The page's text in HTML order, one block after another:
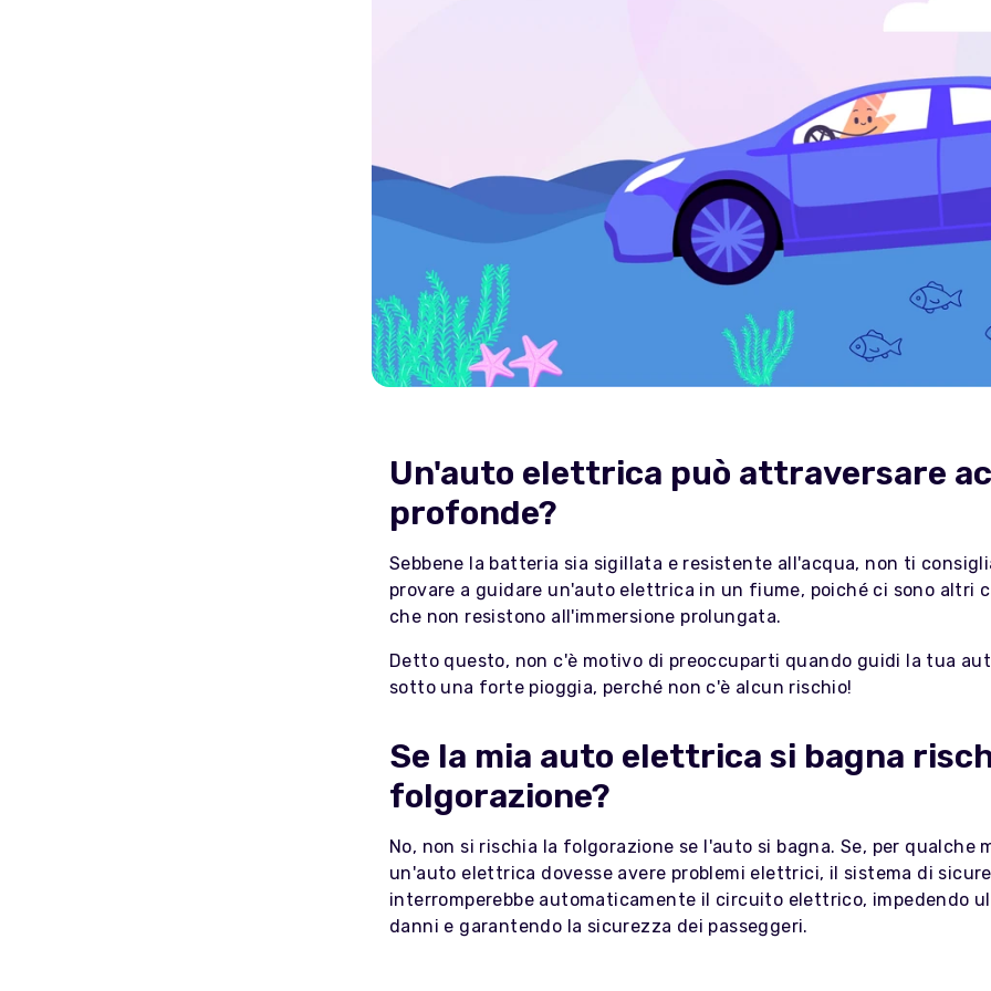
Un'auto elettrica può attraversare
profonde?
Sebbene la batteria sia sigillata e resistente all'acqua, non ti
provare a guidare un'auto elettrica in un fiume, poiché ci sono altri
che non resistono all'immersione prolungata.
Detto questo, non c'è motivo di preoccuparti quando guidi la tua
sotto una forte pioggia, perché non c'è alcun rischio!
Se la mia auto elettrica si bagna
folgorazione?
No, non si rischia la folgorazione se l'auto si bagna. Se, per qualche
un'auto elettrica dovesse avere problemi elettrici, il sistema di
interromperebbe automaticamente il circuito elettrico, impedendo
danni e garantendo la sicurezza dei passeggeri.